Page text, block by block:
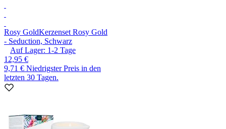
Rosy GoldKerzenset Rosy Gold
- Seduction, Schwarz
Auf Lager: 1-2 Tage
12,95 €
9,71 € Niedrigster Preis in den
letzten 30 Tagen.